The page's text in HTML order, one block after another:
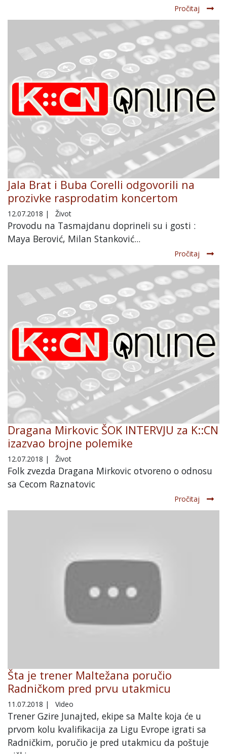
Pročitaj
Jala Brat i Buba Corelli odgovorili na
prozivke rasprodatim koncertom
12.07.2018 | Život
Provodu na Tasmajdanu doprineli su i gosti :
Maya Berović, Milan Stanković...
Pročitaj
Dragana Mirkovic ŠOK INTERVJU za K::CN
izazvao brojne polemike
12.07.2018 | Život
Folk zvezda Dragana Mirkovic otvoreno o odnosu
sa Cecom Raznatovic
Pročitaj
Šta je trener Maltežana poručio
Radničkom pred prvu utakmicu
11.07.2018 | Video
Trener Gzire Junajted, ekipe sa Malte koja će u
prvom kolu kvalifikacija za Ligu Evrope igrati sa
Radničkim, poručio je pred utakmicu da poštuje